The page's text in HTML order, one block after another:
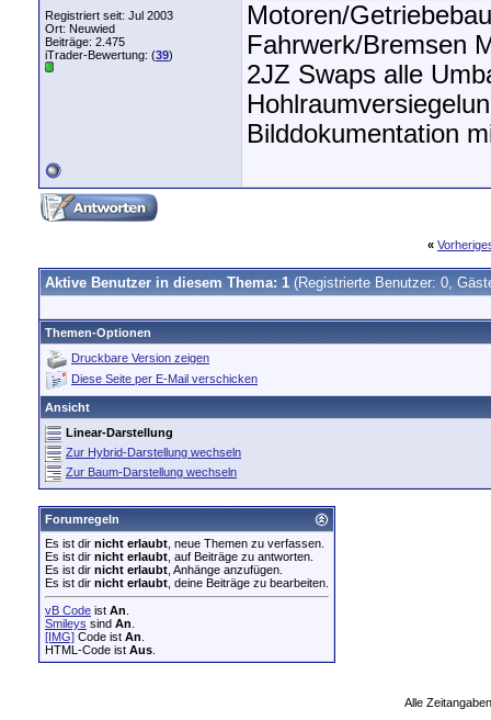
Registriert seit: Jul 2003
Ort: Neuwied
Beiträge: 2.475
iTrader-Bewertung: (39)
Motoren/
Fahrwerk/Bremsen
2JZ Swaps alle
Bilddokumentation
«
Aktive Benutzer in diesem Thema: 1 (Registrierte Benutzer: 0,
Themen-Optionen
Druckbare Version zeigen
Diese Seite per E-Mail verschicken
Ansicht
Linear-Darstellung
Zur Hybrid-Darstellung wechseln
Zur Baum-Darstellung wechseln
Forumregeln
Es ist dir nicht erlaubt , neue Themen zu verfassen.
Es ist dir nicht erlaubt , auf Beiträge zu antworten.
Es ist dir nicht erlaubt , Anhänge anzufügen.
Es ist dir nicht erlaubt , deine Beiträge zu bearbeiten.
vB Code ist An
Smileys sind An
[IMG] Code ist An
HTML-Code ist Aus
Alle